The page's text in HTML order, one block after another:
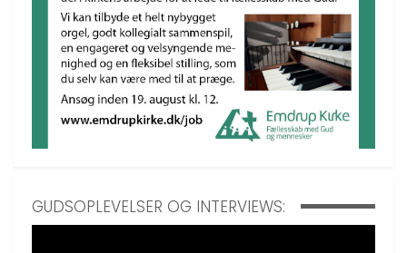
GUDSOPLEVELSER OG INTERVIEWS: